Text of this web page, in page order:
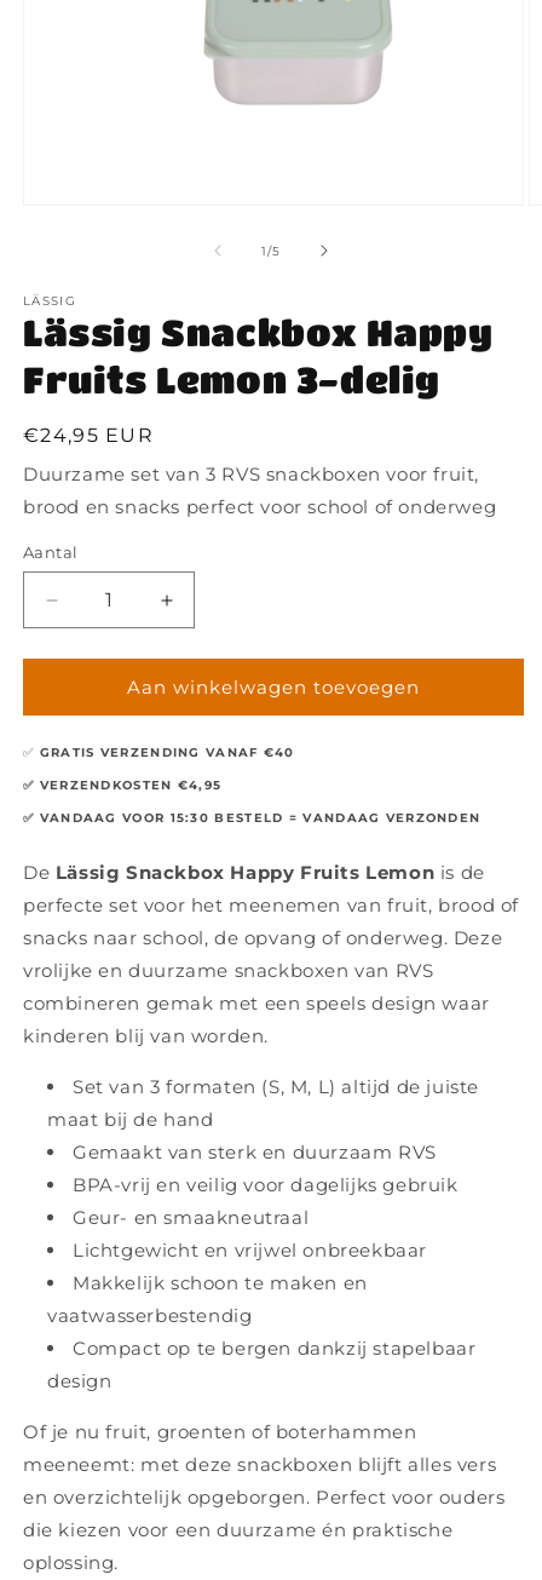
1/van
5
LÄSSIG
Lässig Snackbox Happy
Fruits Lemon 3-delig
Normale
prijs
€24,95 EUR
Duurzame set van 3 RVS snackboxen voor fruit,
brood en snacks perfect voor school of onderweg
Aantal
Aantal
Aantal
verlagen
voor
Snackbox
Fruits
Lemon
3-
Aantal
verhogen
voor
Lässig
Snackbox
Fruits
Lemon
3-
Aan winkelwagen toevoegen
✅ GRATIS VERZENDING VANAF €40
✅ VERZENDKOSTEN €4,95
✅ VANDAAG VOOR 15:30 BESTELD = VANDAAG VERZONDEN
De Lässig Snackbox Happy Fruits Lemon is de
perfecte set voor het meenemen van fruit, brood of
snacks naar school, de opvang of onderweg. Deze
vrolijke en duurzame snackboxen van RVS
combineren gemak met een speels design waar
kinderen blij van worden.
Set van 3 formaten (S, M, L) altijd de juiste
maat bij de hand
Gemaakt van sterk en duurzaam RVS
BPA-vrij en veilig voor dagelijks gebruik
Geur- en smaakneutraal
Lichtgewicht en vrijwel onbreekbaar
Makkelijk schoon te maken en
vaatwasserbestendig
Compact op te bergen dankzij stapelbaar
design
Of je nu fruit, groenten of boterhammen
meeneemt: met deze snackboxen blijft alles vers
en overzichtelijk opgeborgen. Perfect voor ouders
die kiezen voor een duurzame én praktische
oplossing.